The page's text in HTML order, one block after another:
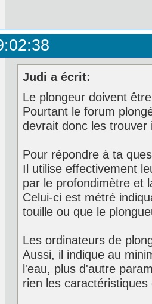
Judi a écrit:
Le plongeur doivent
Pourtant le forum
devrait donc les trouver
Pour répondre à ta
Il utilise effectivement
par le profondimètre et
Celui-ci est métré
touille ou que le
Les ordinateurs de
Aussi, il indique au
l'eau, plus d'autre
rien les caractéristiques